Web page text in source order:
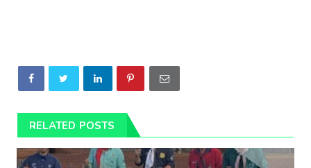
RELATED POSTS